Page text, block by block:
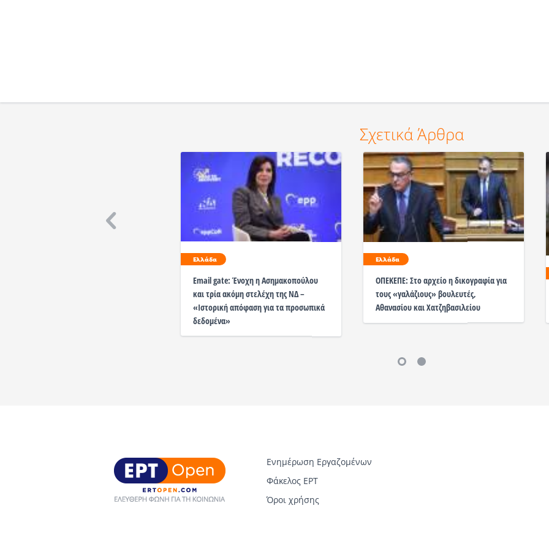
Σχετικά Άρθρα
Ελλάδα
Email gate: Ένοχη η Ασημακοπούλου
και τρία ακόμη στελέχη της ΝΔ –
«Ιστορική απόφαση για τα προσωπικά
δεδομένα»
Ελλάδα
ΟΠΕΚΕΠΕ: Στο αρχείο η δικογραφία για
τους «γαλάζιους» βουλευτές,
Αθανασίου και Χατζηβασιλείου
Ενημέρωση Εργαζομένων
Φάκελος ΕΡΤ
Όροι χρήσης